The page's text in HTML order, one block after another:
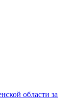
области за